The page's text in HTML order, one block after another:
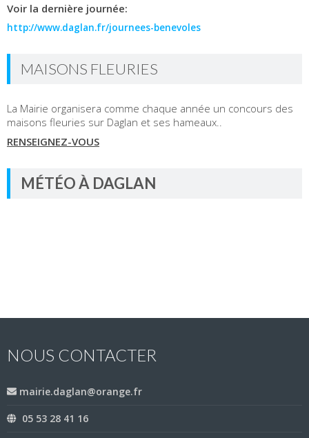
Voir la dernière journée:
http://www.daglan.fr/journees-benevoles
MAISONS FLEURIES
La Mairie organisera comme chaque année un concours des
maisons fleuries sur Daglan et ses hameaux..
RENSEIGNEZ-VOUS
MÉTÉO À DAGLAN
NOUS CONTACTER
mairie.daglan@orange.fr
05 53 28 41 16